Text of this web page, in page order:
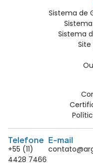
Sistema de
Sistema
Telefone
+55 (11)
4428 7466
E-mail